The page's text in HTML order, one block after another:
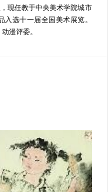
现任教于中央美术学院城市
选十一届全国美术展览。
漫评委。